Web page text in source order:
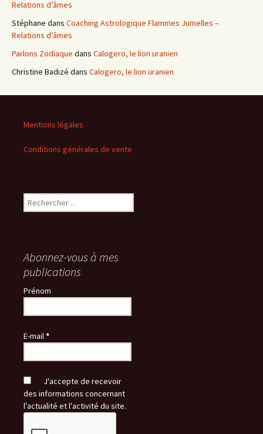
Relations d’âmes
Stéphane dans Coaching Astrologique Flammes Jumelles –
Relations d’âmes
Parlons Zodiaque dans Calogero, le lion uranien
Christine Badizé dans Calogero, le lion uranien
Mentions légales
Conditions générales de vente
Rechercher :
Abonnez-vous à mes
publications
Prénom
E-mail*
J'accepte de recevoir
des informations concernant
l'actualité et l'activité du site.